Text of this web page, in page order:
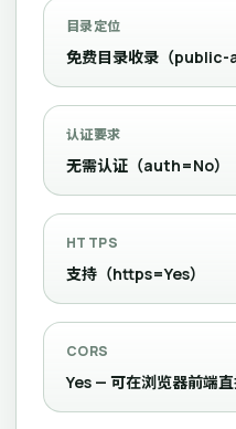
目录定位
免费目录收录（public-
认证要求
无需认证（auth=No）
HTTPS
支持（https=Yes）
CORS
Yes — 可在浏览器前端